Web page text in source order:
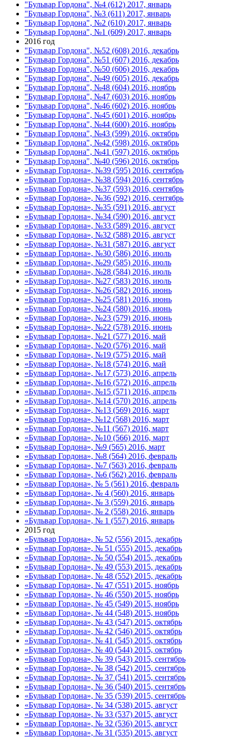
"Бульвар Гордона", №4 (612) 2017, январь
"Бульвар Гордона", №3 (611) 2017, январь
"Бульвар Гордона", №2 (610) 2017, январь
"Бульвар Гордона", №1 (609) 2017, январь
2016 год
"Бульвар Гордона", №52 (608) 2016, декабрь
"Бульвар Гордона", №51 (607) 2016, декабрь
"Бульвар Гордона", №50 (606) 2016, декабрь
"Бульвар Гордона", №49 (605) 2016, декабрь
"Бульвар Гордона", №48 (604) 2016, ноябрь
"Бульвар Гордона", №47 (603) 2016, ноябрь
"Бульвар Гордона", №46 (602) 2016, ноябрь
"Бульвар Гордона", №45 (601) 2016, ноябрь
"Бульвар Гордона", №44 (600) 2016, ноябрь
"Бульвар Гордона", №43 (599) 2016, октябрь
"Бульвар Гордона", №42 (598) 2016, октябрь
"Бульвар Гордона", №41 (597) 2016, октябрь
"Бульвар Гордона", №40 (596) 2016, октябрь
«Бульвар Гордона», №39 (595) 2016, сентябрь
«Бульвар Гордона», №38 (594) 2016, сентябрь
«Бульвар Гордона», №37 (593) 2016, сентябрь
«Бульвар Гордона», №36 (592) 2016, сентябрь
«Бульвар Гордона», №35 (591) 2016, август
«Бульвар Гордона», №34 (590) 2016, август
«Бульвар Гордона», №33 (589) 2016, август
«Бульвар Гордона», №32 (588) 2016, август
«Бульвар Гордона», №31 (587) 2016, август
«Бульвар Гордона», №30 (586) 2016, июль
«Бульвар Гордона», №29 (585) 2016, июль
«Бульвар Гордона», №28 (584) 2016, июль
«Бульвар Гордона», №27 (583) 2016, июль
«Бульвар Гордона», №26 (582) 2016, июнь
«Бульвар Гордона», №25 (581) 2016, июнь
«Бульвар Гордона», №24 (580) 2016, июнь
«Бульвар Гордона», №23 (579) 2016, июнь
«Бульвар Гордона», №22 (578) 2016, июнь
«Бульвар Гордона», №21 (577) 2016, май
«Бульвар Гордона», №20 (576) 2016, май
«Бульвар Гордона», №19 (575) 2016, май
«Бульвар Гордона», №18 (574) 2016, май
«Бульвар Гордона», №17 (573) 2016, апрель
«Бульвар Гордона», №16 (572) 2016, апрель
«Бульвар Гордона», №15 (571) 2016, апрель
«Бульвар Гордона», №14 (570) 2016, апрель
«Бульвар Гордона», №13 (569) 2016, март
«Бульвар Гордона», №12 (568) 2016, март
«Бульвар Гордона», №11 (567) 2016, март
«Бульвар Гордона», №10 (566) 2016, март
«Бульвар Гордона», №9 (565) 2016, март
«Бульвар Гордона», №8 (564) 2016, февраль
«Бульвар Гордона», №7 (563) 2016, февраль
«Бульвар Гордона», №6 (562) 2016, февраль
«Бульвар Гордона», № 5 (561) 2016, февраль
«Бульвар Гордона», № 4 (560) 2016, январь
«Бульвар Гордона», № 3 (559) 2016, январь
«Бульвар Гордона», № 2 (558) 2016, январь
«Бульвар Гордона», № 1 (557) 2016, январь
2015 год
«Бульвар Гордона», № 52 (556) 2015, декабрь
«Бульвар Гордона», № 51 (555) 2015, декабрь
«Бульвар Гордона», № 50 (554) 2015, декабрь
«Бульвар Гордона», № 49 (553) 2015, декабрь
«Бульвар Гордона», № 48 (552) 2015, декабрь
«Бульвар Гордона», № 47 (551) 2015, ноябрь
«Бульвар Гордона», № 46 (550) 2015, ноябрь
«Бульвар Гордона», № 45 (549) 2015, ноябрь
«Бульвар Гордона», № 44 (548) 2015, ноябрь
«Бульвар Гордона», № 43 (547) 2015, октябрь
«Бульвар Гордона», № 42 (546) 2015, октябрь
«Бульвар Гордона», № 41 (545) 2015, октябрь
«Бульвар Гордона», № 40 (544) 2015, октябрь
«Бульвар Гордона», № 39 (543) 2015, сентябрь
«Бульвар Гордона», № 38 (542) 2015, сентябрь
«Бульвар Гордона», № 37 (541) 2015, сентябрь
«Бульвар Гордона», № 36 (540) 2015, сентябрь
«Бульвар Гордона», № 35 (539) 2015, сентябрь
«Бульвар Гордона», № 34 (538) 2015, август
«Бульвар Гордона», № 33 (537) 2015, август
«Бульвар Гордона», № 32 (536) 2015, август
«Бульвар Гордона», № 31 (535) 2015, август